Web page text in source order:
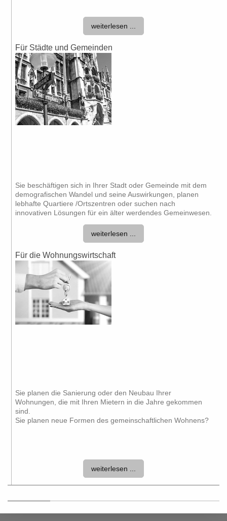
weiterlesen ...
Für Städte und Gemeinden
Sie beschäftigen sich in Ihrer Stadt oder Gemeinde mit dem
demografischen Wandel und seine Auswirkungen, planen
lebhafte Quartiere /Ortszentren oder suchen nach
innovativen Lösungen für ein älter werdendes Gemeinwesen.
weiterlesen ...
Für die Wohnungswirtschaft
Sie planen die Sanierung oder den Neubau Ihrer
Wohnungen, die mit Ihren Mietern in die Jahre gekommen
sind.
Sie planen neue Formen des gemeinschaftlichen Wohnens?
weiterlesen ...